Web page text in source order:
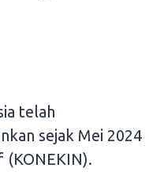
telah
sejak Mei 2024
(KONEKIN).